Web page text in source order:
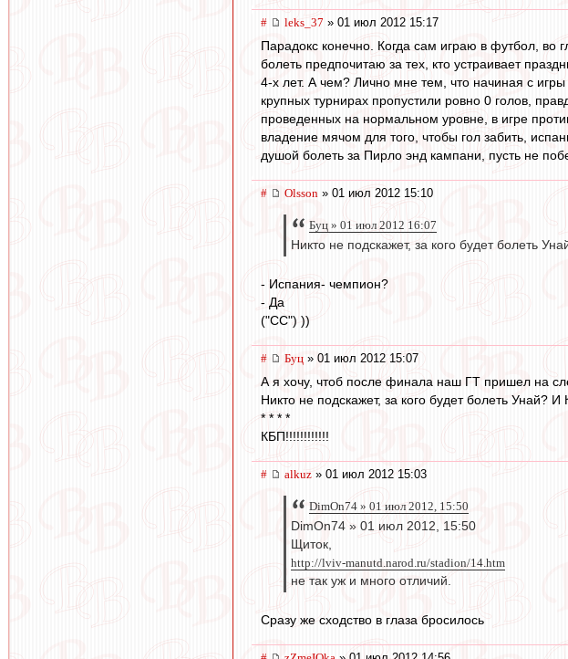
# leks_37 » 01 июл 2012 15:17
Парадокс конечно. Когда сам играю в футбол, во
болеть предпочитаю за тех, кто устраивает
4-х лет. А чем? Лично мне тем, что начиная с
крупных турнирах пропустили ровно 0 голов,
проведенных на нормальном уровне, в игре
владение мячом для того, чтобы гол забить,
душой болеть за Пирло энд кампани, пусть не
# Olsson » 01 июл 2012 15:10
Буц » 01 июл 2012 16:07
Никто не подскажет, за кого будет болеть
- Испания- чемпион?
- Да
("CC") ))
# Буц » 01 июл 2012 15:07
А я хочу, чтоб после финала наш ГТ пришел на
Никто не подскажет, за кого будет болеть Унай?
* * * *
КБП!!!!!!!!!!!!
# alkuz » 01 июл 2012 15:03
DimOn74 » 01 июл 2012, 15:50
DimOn74 » 01 июл 2012, 15:50
Щиток,
http://lviv-manutd.narod.ru/stadion/14.htm
не так уж и много отличий.
Сразу же сходство в глаза бросилось